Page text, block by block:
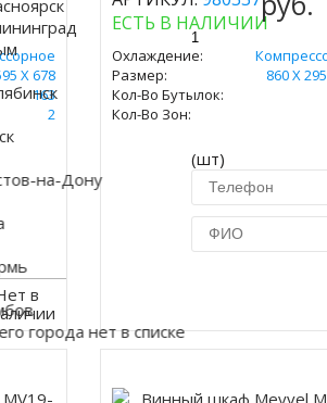
Х 678
163
2
в
ЕСТЬ В НАЛИЧИИ
Охлаждение:
Размер:
860 Х
Кол-Во Бутылок:
Кол-Во Зон:
(шт)
на-Дону
города нет в списке